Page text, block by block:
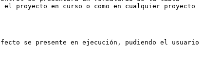
proyecto en curso o como en cualquier proyecto
se presente en ejecución, pudiendo el usuario